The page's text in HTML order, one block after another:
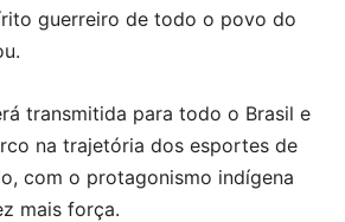
guerreiro de todo o povo do
transmitida para todo o Brasil e
na trajetória dos esportes de
com o protagonismo indígena
mais força.